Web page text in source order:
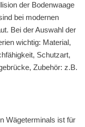
der Bodenwaage
bei modernen
Bei der Auswahl der
wichtig: Material,
Schutzart,
Zubehör: z.B.
Wägeterminals ist für